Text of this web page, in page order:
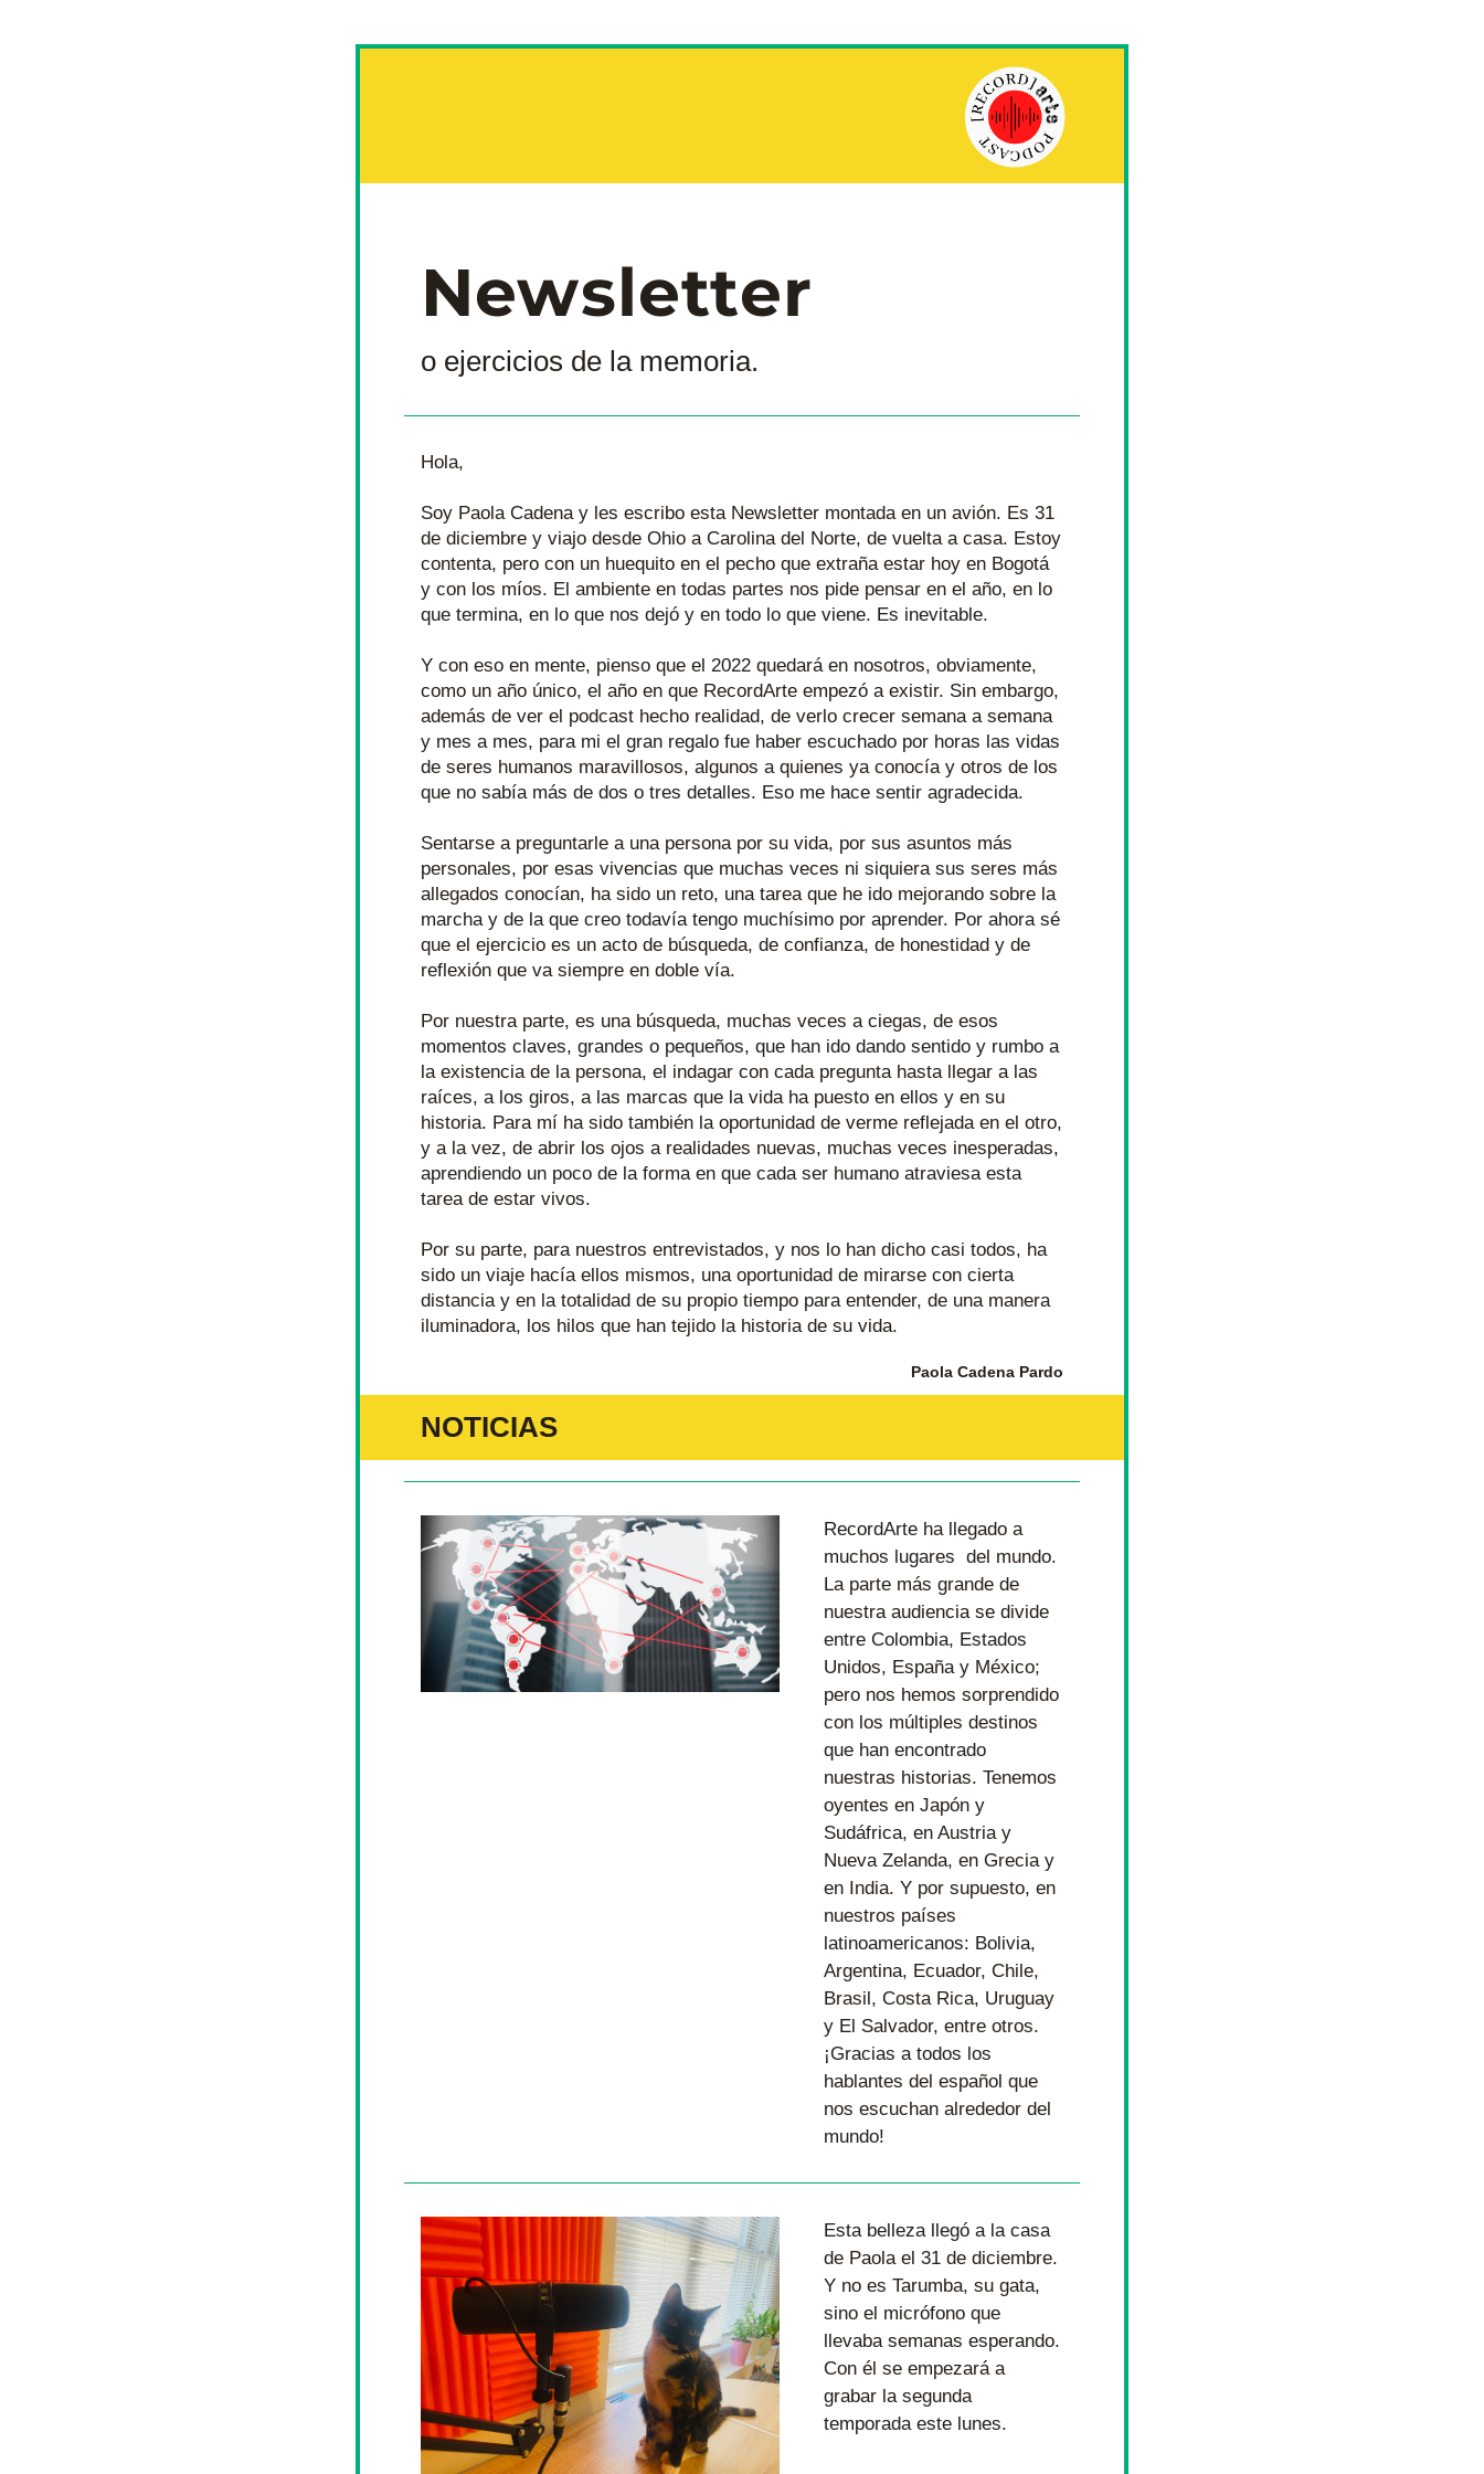
Newsletter
o ejercicios de la memoria.
​​Hola,
Soy Paola Cadena y les escribo esta Newsletter montada en un avión. Es 31
de diciembre y viajo desde Ohio a Carolina del Norte, de vuelta a casa. Estoy
contenta, pero con un huequito en el pecho que extraña estar hoy en Bogotá
y con los míos. El ambiente en todas partes nos pide pensar en el año, en lo
que termina, en lo que nos dejó y en todo lo que viene. Es inevitable.
Y con eso en mente, pienso que el 2022 quedará en nosotros, obviamente,
como un año único, el año en que RecordArte empezó a existir. Sin embargo,
además de ver el podcast hecho realidad, de verlo crecer semana a semana
y mes a mes, para mi el gran regalo fue haber escuchado por horas las vidas
de seres humanos maravillosos, algunos a quienes ya conocía y otros de los
que no sabía más de dos o tres detalles. Eso me hace sentir agradecida.
Sentarse a preguntarle a una persona por su vida, por sus asuntos más
personales, por esas vivencias que muchas veces ni siquiera sus seres más
allegados conocían, ha sido un reto, una tarea que he ido mejorando sobre la
marcha y de la que creo todavía tengo muchísimo por aprender. Por ahora sé
que el ejercicio es un acto de búsqueda, de confianza, de honestidad y de
reflexión que va siempre en doble vía.
Por nuestra parte, es una búsqueda, muchas veces a ciegas, de esos
momentos claves, grandes o pequeños, que han ido dando sentido y rumbo a
la existencia de la persona, el indagar con cada pregunta hasta llegar a las
raíces, a los giros, a las marcas que la vida ha puesto en ellos y en su
historia. Para mí ha sido también la oportunidad de verme reflejada en el otro,
y a la vez, de abrir los ojos a realidades nuevas, muchas veces inesperadas,
aprendiendo un poco de la forma en que cada ser humano atraviesa esta
tarea de estar vivos.
Por su parte, para nuestros entrevistados, y nos lo han dicho casi todos, ha
sido un viaje hacía ellos mismos, una oportunidad de mirarse con cierta
distancia y en la totalidad de su propio tiempo para entender, de una manera
iluminadora, los hilos que han tejido la historia de su vida.
Paola Cadena Pardo
NOTICIAS
RecordArte ha llegado a
muchos lugares  del mundo.
La parte más grande de
nuestra audiencia se divide
entre Colombia, Estados
Unidos, España y México;
pero nos hemos sorprendido
con los múltiples destinos
que han encontrado
nuestras historias. Tenemos
oyentes en Japón y
Sudáfrica, en Austria y
Nueva Zelanda, en Grecia y
en India. Y por supuesto, en
nuestros países
latinoamericanos: Bolivia,
Argentina, Ecuador, Chile,
Brasil, Costa Rica, Uruguay
y El Salvador, entre otros.
¡Gracias a todos los
hablantes del español que
nos escuchan alrededor del
mundo!
Esta belleza llegó a la casa
de Paola el 31 de diciembre.
Y no es Tarumba, su gata,
sino el micrófono que
llevaba semanas esperando.
Con él se empezará a
grabar la segunda
temporada este lunes.